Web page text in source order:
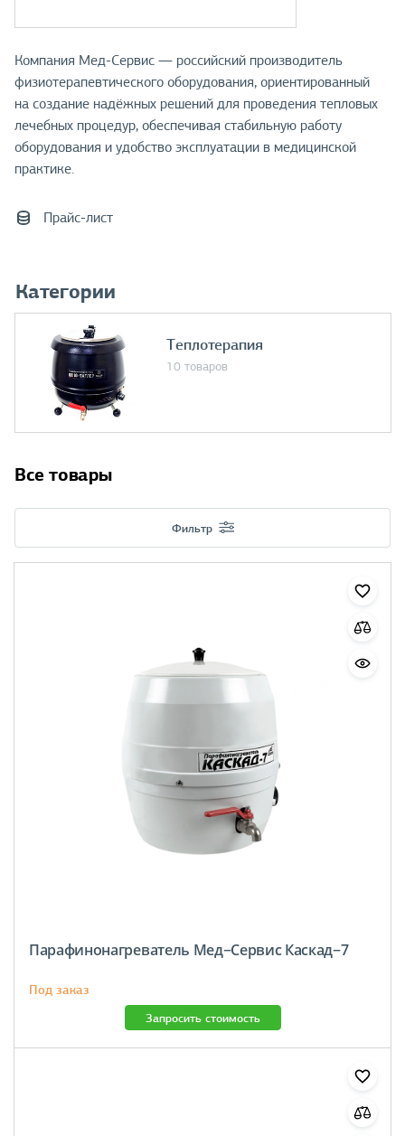
Компания Мед-Сервис — российский производитель
физиотерапевтического оборудования, ориентированный
на создание надёжных решений для проведения тепловых
лечебных процедур, обеспечивая стабильную работу
оборудования и удобство эксплуатации в медицинской
практике.
Прайс-лист
Категории
Теплотерапия
10 товаров
Все товары
Фильтр
Парафинонагреватель Мед−Сервис Каскад−7
Под заказ
Запросить стоимость